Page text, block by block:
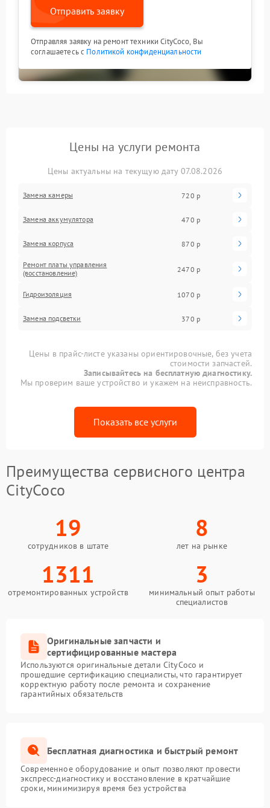
Отправить заявку
Отправляя заявку на ремонт техники CityCoco, Вы
соглашаетесь с Политикой конфиденциальности
Цены на услуги ремонта
Цены актуальны на текущую дату 07.08.2026
Замена камеры 720 р
Замена аккумулятора 470 р
Замена корпуса 870 р
Ремонт платы управления
(восстановление)
2470 р
Гидроизоляция 1070 р
Замена подсветки 370 р
Цены в прайс-листе указаны ориентировочные, без учета
стоимости запчастей.
Записывайтесь на бесплатную диагностику.
Мы проверим ваше устройство и укажем на неисправность.
Показать все услуги
Преимущества сервисного центра
CityCoco
19
сотрудников в штате
8
лет на рынке
1311
отремонтированных устройств
3
минимальный опыт работы
специалистов
Оригинальные запчасти и
сертифицированные мастера
Используются оригинальные детали CityCoco и
прошедшие сертификацию специалисты, что гарантирует
корректную работу после ремонта и сохранение
гарантийных обязательств
Бесплатная диагностика и быстрый ремонт
Современное оборудование и опыт позволяют провести
экспресс-диагностику и восстановление в кратчайшие
сроки, минимизируя время без устройства